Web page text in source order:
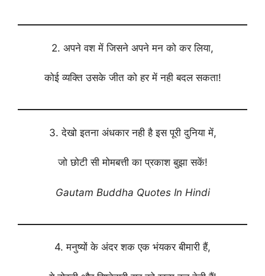
2. अपने वश में जिसने अपने मन को कर लिया,
कोई व्यक्ति उसके जीत को हर में नही बदल सकता!
3. देखो इतना अंधकार नही है इस पूरी दुनिया में,
जो छोटी सी मोमबत्ती का प्रकाश बुझा सकें!
Gautam Buddha Quotes In Hindi
4. मनुष्यों के अंदर शक एक भंयकर बीमारी हैं,